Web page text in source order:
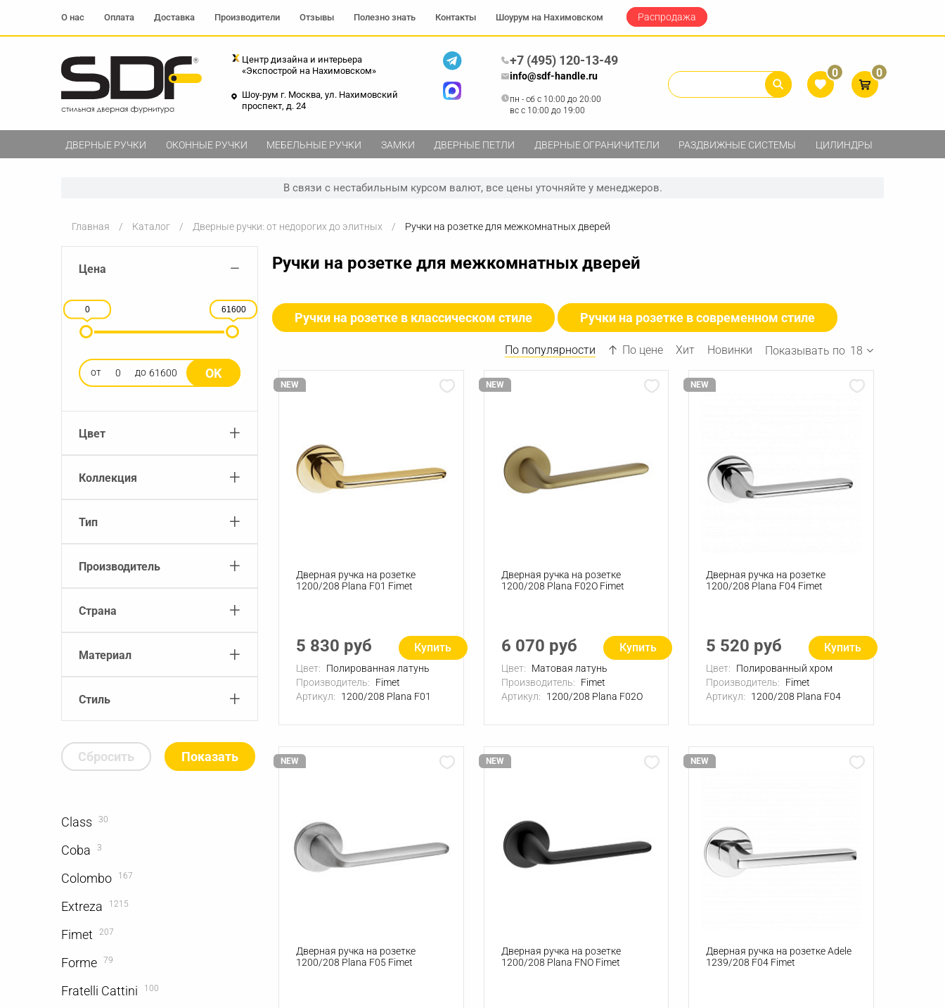
Центр дизайна и интерьера
«Экспострой на Нахимовском»
Шоу-рум г. Москва, ул. Нахимовский
проспект, д. 24
+7 (495) 120-13-49
info@sdf-handle.ru
пн - сб c 10:00 до 20:00
вс c 10:00 до 19:00
0 0
О нас Оплата Доставка Производители Отзывы Полезно знать Контакты Шоурум на Нахимовском Распродажа
ДВЕРНЫЕ РУЧКИ ОКОННЫЕ РУЧКИ МЕБЕЛЬНЫЕ РУЧКИ ЗАМКИ ДВЕРНЫЕ ПЕТЛИ ДВЕРНЫЕ ОГРАНИЧИТЕЛИ РАЗДВИЖНЫЕ СИСТЕМЫ ЦИЛИНДРЫ
В связи с нестабильным курсом валют, все цены уточняйте у менеджеров.
Главная Каталог Дверные ручки: от недорогих до элитных Ручки на розетке для межкомнатных дверей
Цена −
0 61600
от до OK
Цвет +
Коллекция +
Тип +
Производитель +
Страна +
Материал +
Стиль +
Сбросить
Class 30
Coba 3
Colombo 167
Extreza 1215
Fimet 207
Forme 79
Fratelli Cattini 100
Ручки на розетке для межкомнатных дверей
Ручки на розетке в классическом стиле Ручки на розетке в современном стиле
По популярности По цене Хит Новинки Показывать по 18
NEW
Дверная ручка на розетке
1200/208 Plana F01 Fimet
5 830 руб Купить
Цвет:
Полированная латунь
Производитель:
Fimet
Артикул:
1200/208 Plana F01
NEW
Дверная ручка на розетке
1200/208 Plana F02О Fimet
6 070 руб Купить
Цвет:
Матовая латунь
Производитель:
Fimet
Артикул:
1200/208 Plana F02О
NEW
Дверная ручка на розетке
1200/208 Plana F04 Fimet
5 520 руб Купить
Цвет:
Полированный хром
Производитель:
Fimet
Артикул:
1200/208 Plana F04
NEW
Дверная ручка на розетке
1200/208 Plana F05 Fimet
NEW
Дверная ручка на розетке
1200/208 Plana FNO Fimet
NEW
Дверная ручка на розетке Adele
1239/208 F04 Fimet